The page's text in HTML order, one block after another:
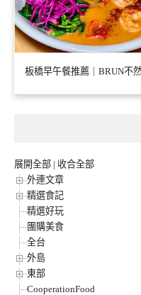
板橋早午餐推薦｜BRUN不
展開全部 | 收合全部
外連文章
精選食記
精選好玩
團購美食
全台
外島
東部
CooperationFood